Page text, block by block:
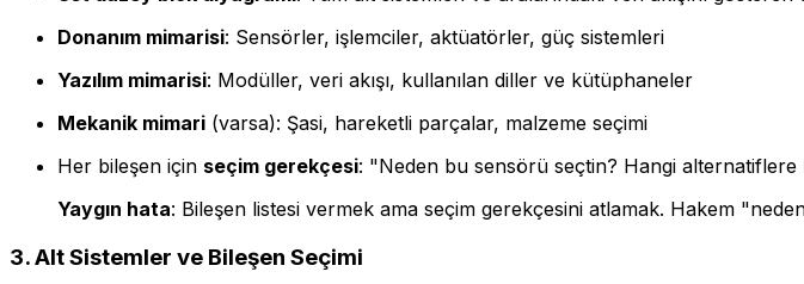
Donanım mimarisi: Sensörler, işlemciler, aktüatörler, güç sistemleri
Yazılım mimarisi: Modüller, veri akışı, kullanılan diller ve kütüphaneler
Mekanik mimari (varsa): Şasi, hareketli parçalar, malzeme seçimi
Her bileşen için seçim gerekçesi: "Neden bu sensörü seçtin? Hangi alternatiflere
Yaygın hata: Bileşen listesi vermek ama seçim gerekçesini atlamak. Hakem
3. Alt Sistemler ve Bileşen Seçimi